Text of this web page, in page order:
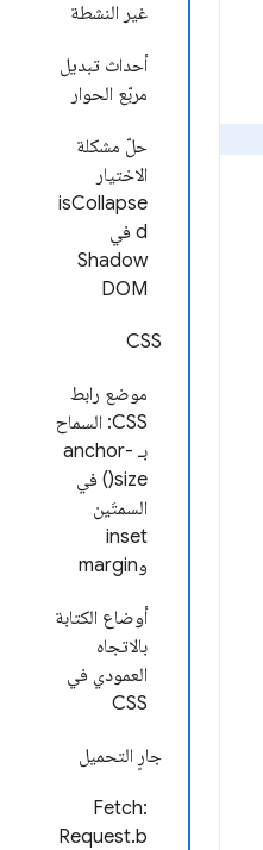
غير النشطة
أحداث تبديل
مربّع الحوار
حلّ مشكلة
الاختيار
isCollapse
d في
Shadow
DOM
CSS
موضع رابط
CSS: السماح
بـ anchor-
size() في
السمتَين
inset
وmargin
أوضاع الكتابة
بالاتجاه
العمودي في
CSS
جارٍ التحميل
Fetch:
Request.b